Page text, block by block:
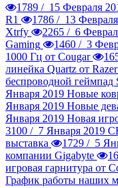
1789 / 15 Февраля
R1
1786 / 13
Xtrfy
2265 / 6
Gaming
1460 / 3
1000 Гц от Cougar
линейка Quartz от Razer
беспроводной геймпад
Января 2019 Новые
Января 2019 Новые
Января 2019 Новая
3100 / 7 Января 2019
выставка
1729 / 5
компании Gigabyte
игровая гарнитура от
График работы наших